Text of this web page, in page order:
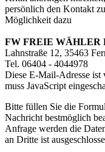
persönlich den Kontakt
Möglichkeit dazu
FW FREIE WÄHLER
Lahnstraße 12, 35463
Tel. 06404 - 4044978
Diese E-Mail-Adresse ist
muss JavaScript
Bitte füllen Sie die
Nachricht bestmöglich
Anfrage werden die
an Dritte ist